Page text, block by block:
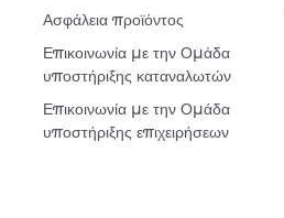
Ασφάλεια προϊόντος
Επικοινωνία με την Ομάδα
υποστήριξης καταναλωτών
Επικοινωνία με την Ομάδα
υποστήριξης επιχειρήσεων